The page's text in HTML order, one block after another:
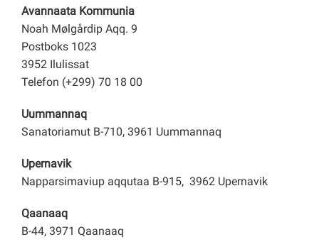
Avannaata Kommunia
Noah Mølgårdip Aqq. 9
Postboks 1023
3952 Ilulissat
Telefon (+299) 70 18 00
Uummannaq
Sanatoriamut B-710, 3961 Uummannaq
Upernavik
Napparsimaviup aqqutaa B-915, 3962 Upernavik
Qaanaaq
B-44, 3971 Qaanaaq